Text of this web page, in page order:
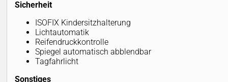
Sicherheit
ISOFIX Kindersitzhalterung
Lichtautomatik
Reifendruckkontrolle
Spiegel automatisch abblendbar
Tagfahrlicht
Sonstiges